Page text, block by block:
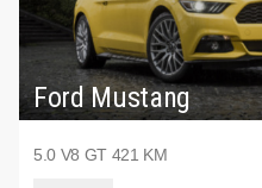
Ford Mustang
5.0 V8 GT 421 KM